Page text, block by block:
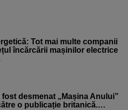
Tot mai multe companii
încărcării mașinilor electrice
fost desmenat „Mașina Anului”
o publicație britanică.…